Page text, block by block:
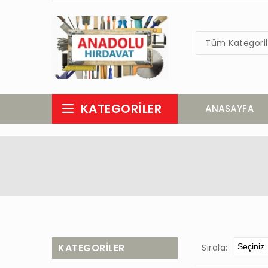
Tüm
KATEGORILER ANASAYFA
KATEGORILER Sırala: